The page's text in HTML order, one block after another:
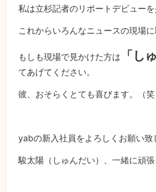
私は立杉記者のリポートデビューを
これからいろんなニュースの現場に
もしも現場で見かけた方は 「し
てあげてください。
彼、おそらくとても喜びます。（笑
yabの新入社員をよろしくお願い致
駿太陽（しゅんだい）、一緒に頑張